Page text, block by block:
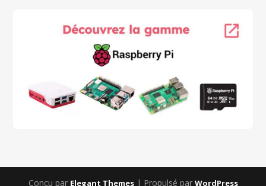
Conçu par Elegant Themes| Propulsé par WordPress